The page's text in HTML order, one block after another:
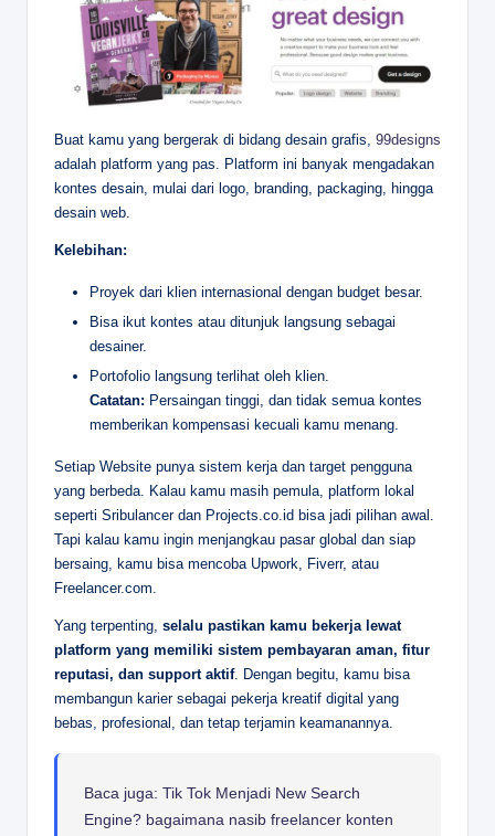
Buat kamu yang bergerak di bidang desain grafis, 99designs
adalah platform yang pas. Platform ini banyak mengadakan
kontes desain, mulai dari logo, branding, packaging, hingga
desain web.
Kelebihan:
Proyek dari klien internasional dengan budget besar.
Bisa ikut kontes atau ditunjuk langsung sebagai
desainer.
Portofolio langsung terlihat oleh klien.
Catatan: Persaingan tinggi, dan tidak semua kontes
memberikan kompensasi kecuali kamu menang.
Setiap Website punya sistem kerja dan target pengguna
yang berbeda. Kalau kamu masih pemula, platform lokal
seperti Sribulancer dan Projects.co.id bisa jadi pilihan awal.
Tapi kalau kamu ingin menjangkau pasar global dan siap
bersaing, kamu bisa mencoba Upwork, Fiverr, atau
Freelancer.com.
Yang terpenting, selalu pastikan kamu bekerja lewat
platform yang memiliki sistem pembayaran aman, fitur
reputasi, dan support aktif. Dengan begitu, kamu bisa
membangun karier sebagai pekerja kreatif digital yang
bebas, profesional, dan tetap terjamin keamanannya.
Baca juga: Tik Tok Menjadi New Search
Engine? bagaimana nasib freelancer konten